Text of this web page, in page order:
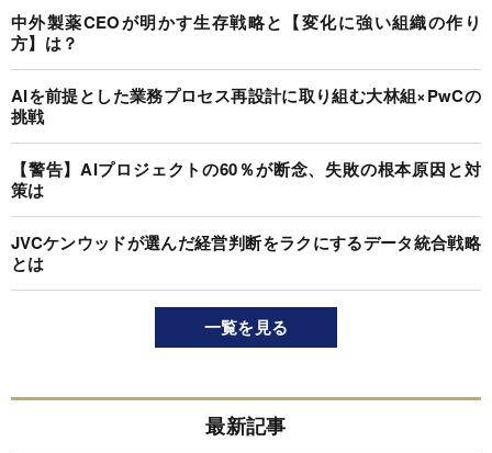
中外製薬CEOが明かす生存戦略と【変化に強い組織の作り
方】は？
AIを前提とした業務プロセス再設計に取り組む大林組×PwCの
挑戦
【警告】AIプロジェクトの60％が断念、失敗の根本原因と対
策は
JVCケンウッドが選んだ経営判断をラクにするデータ統合戦略
とは
一覧を見る
最新記事